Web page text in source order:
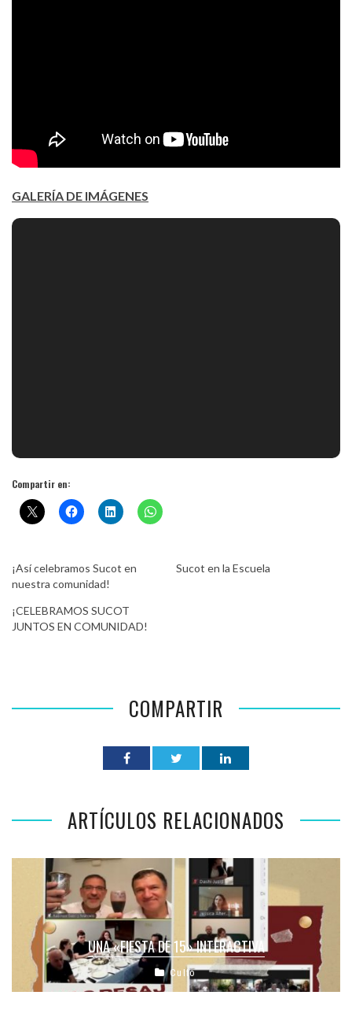
GALERÍA DE IMÁGENES
Compartir en:
¡Así celebramos Sucot en
nuestra comunidad!
Sucot en la Escuela
¡CELEBRAMOS SUCOT
JUNTOS EN COMUNIDAD!
COMPARTIR
ARTÍCULOS RELACIONADOS
UNA «FIESTA DE 15» INTERACTIVA
Culto